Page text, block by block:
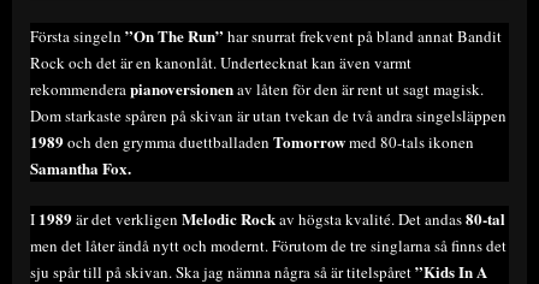
Första singeln ”On The Run” har snurrat frekvent på bland annat Bandit
Rock och det är en kanonlåt. Undertecknat kan även varmt
rekommenderapianoversionenav låten för den är rent ut sagt magisk.
Dom starkaste spåren på skivan är utan tvekan de två andra singelsläppen
1989och den grymma duettballaden Tomorrowmed 80-tals ikonen
Samantha Fox.
I 1989är det verkligen Melodic Rockav högsta kvalité. Det andas80-tal
men det låter ändå nytt och modernt. Förutom de tre singlarna så finns det
sju spår till på skivan. Ska jag nämna några så är titelspåret”Kids In A